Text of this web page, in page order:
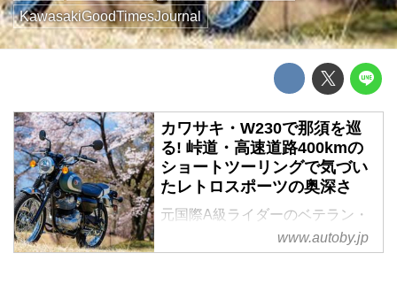
KawasakiGoodTimesJournal
カワサキ・W230で那須を巡
る! 峠道・高速道路400kmの
ショートツーリングで気づい
たレトロスポーツの奥深さ
元国際A級ライダーのベテラン・
太田安治さんが、カワサキのレト
ロスポーツモデル・W230を駆
www.autoby.jp